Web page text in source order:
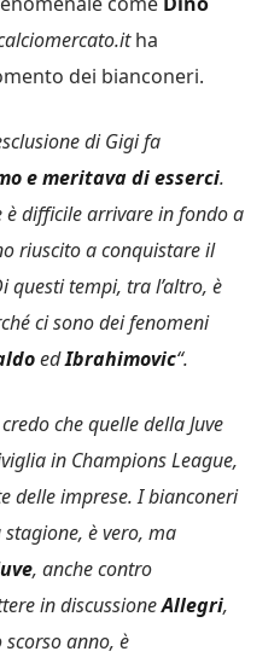
ha
dei bianconeri.
di Gigi fa
e meritava di esserci.
è difficile arrivare in fondo a
riuscito a conquistare il
questi tempi, tra l’altro, è
ci sono dei fenomeni
edIbrahimovic“.
che quelle della Juve
in Champions League,
delle imprese. I bianconeri
è vero, ma
, anche contro
in discussioneAllegri,
anno, è